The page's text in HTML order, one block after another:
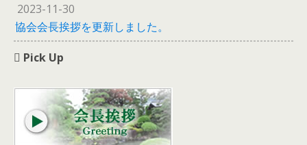
2023-11-30
協会会長挨拶を更新しました。
Pick Up